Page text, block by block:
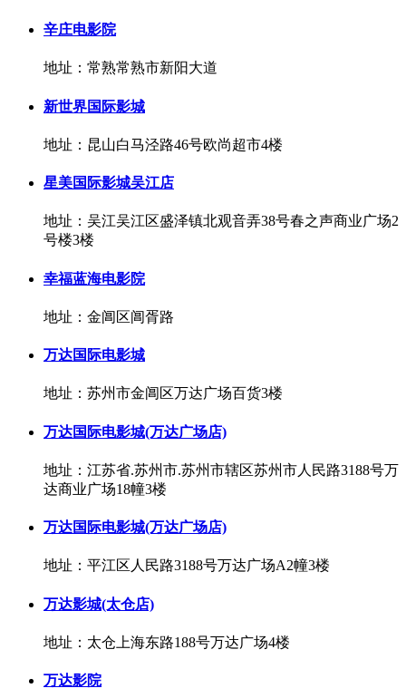
辛庄电影院
地址：常熟常熟市新阳大道
新世界国际影城
地址：昆山白马泾路46号欧尚超市4楼
星美国际影城吴江店
地址：吴江吴江区盛泽镇北观音弄38号春之声商业广场2
号楼3楼
幸福蓝海电影院
地址：金阊区阊胥路
万达国际电影城
地址：苏州市金阊区万达广场百货3楼
万达国际电影城(万达广场店)
地址：江苏省.苏州市.苏州市辖区苏州市人民路3188号万
达商业广场18幢3楼
万达国际电影城(万达广场店)
地址：平江区人民路3188号万达广场A2幢3楼
万达影城(太仓店)
地址：太仓上海东路188号万达广场4楼
万达影院